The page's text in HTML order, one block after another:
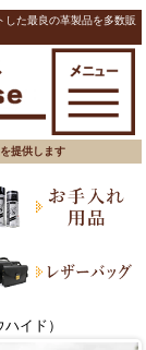
した最良の革製品を多数販
提供します
イド）